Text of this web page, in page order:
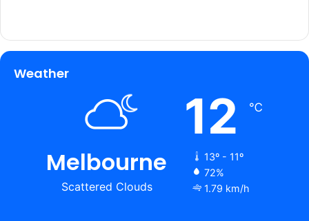
Weather
Melbourne
Scattered Clouds
12 ℃
13º - 11º
72%
1.79 km/h